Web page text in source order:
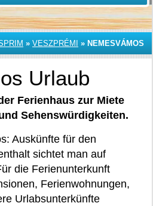
» VESZPRÉMI » NEMESVÁMOS
Urlaub
Ferienhaus zur Miete
Sehenswürdigkeiten.
Auskünfte für den
sichtet man auf
die Ferienunterkunft
Ferienwohnungen,
Urlabsunterkünfte